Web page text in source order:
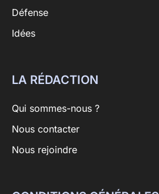
Défense
Idées
LA RÉDACTION
Qui sommes-nous ?
Nous contacter
Nous rejoindre